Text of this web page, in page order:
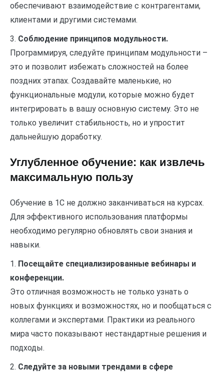
обеспечивают взаимодействие с контрагентами,
клиентами и другими системами.
3. Соблюдение принципов модульности.
Программируя, следуйте принципам модульности –
это и позволит избежать сложностей на более
поздних этапах. Создавайте маленькие, но
функциональные модули, которые можно будет
интегрировать в вашу основную систему. Это не
только увеличит стабильность, но и упростит
дальнейшую доработку.
Углубленное обучение: как извлечь
максимальную пользу
Обучение в 1С не должно заканчиваться на курсах.
Для эффективного использования платформы
необходимо регулярно обновлять свои знания и
навыки.
1. Посещайте специализированные вебинары и
конференции.
Это отличная возможность не только узнать о
новых функциях и возможностях, но и пообщаться с
коллегами и экспертами. Практики из реального
мира часто показывают нестандартные решения и
подходы.
2. Следуйте за новыми трендами в сфере